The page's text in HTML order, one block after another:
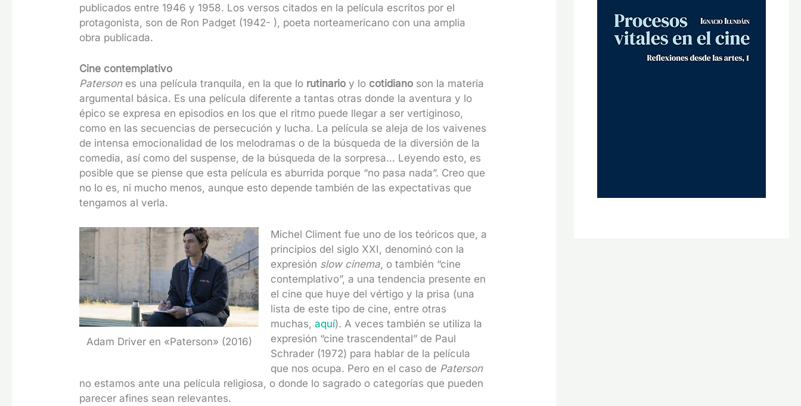
publicados entre 1946 y 1958. Los versos citados en la película escritos por el
protagonista, son de Ron Padget (1942- ), poeta norteamericano con una amplia
obra publicada.
Cine contemplativo
Paterson es una película tranquila, en la que lo rutinarioy lo cotidiano son la materia
argumental básica. Es una película diferente a tantas otras donde la aventura y lo
épico se expresa en episodios en los que el ritmo puede llegar a ser vertiginoso,
como en las secuencias de persecución y lucha. La película se aleja de los vaivenes
de intensa emocionalidad de los melodramas o de la búsqueda de la diversión de la
comedia, así como del suspense, de la búsqueda de la sorpresa… Leyendo esto, es
posible que se piense que esta película es aburrida porque “no pasa nada”. Creo que
no lo es, ni mucho menos, aunque esto depende también de las expectativas que
tengamos al verla.
Adam Driver en «Paterson» (2016)
Michel Climent fue uno de los teóricos que, a
principios del siglo XXI, denominó con la
expresión slow cinema, o también “cine
contemplativo”, a una tendencia presente en
el cine que huye del vértigo y la prisa (una
lista de este tipo de cine, entre otras
muchas,aquí). A veces también se utiliza la
expresión “cine trascendental” de Paul
Schrader (1972) para hablar de la película
que nos ocupa. Pero en el caso de Paterson
no estamos ante una película religiosa, o donde lo sagrado o categorías que pueden
parecer afines sean relevantes.